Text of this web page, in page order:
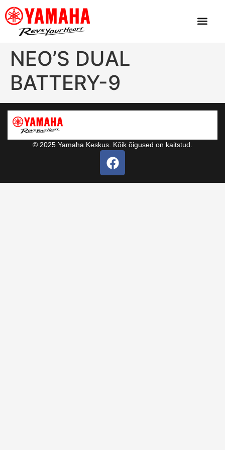
NEO’S DUAL
BATTERY-9
© 2025 Yamaha Keskus. Kõik õigused on kaitstud.